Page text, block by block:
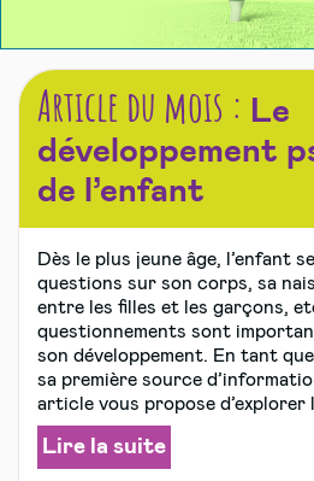
Article du mois : Le
développement
de l’enfant
Dès le plus jeune âge, l’enfant
questions sur son corps, sa
entre les filles et les garçons,
questionnements sont
son développement. En tant
sa première source
article vous propose d’explorer
Lire la suite